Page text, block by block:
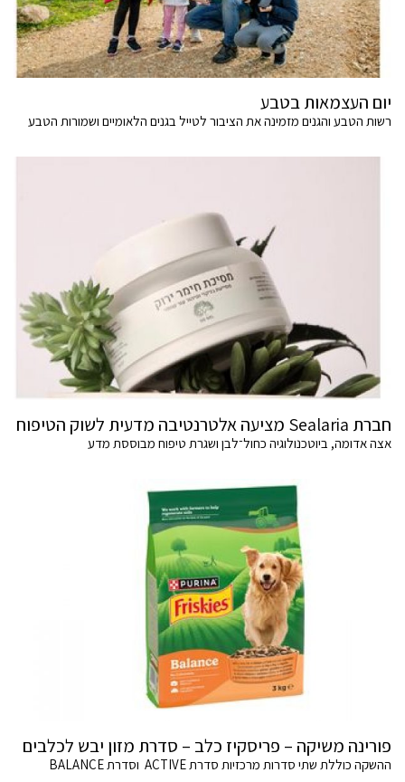
יום העצמאות בטבע
רשות הטבע והגנים מזמינה את הציבור לטייל בגנים הלאומיים ושמורות הטבע
חברת Sealaria מציעה אלטרנטיבה מדעית לשוק הטיפוח
אצה אדומה, ביוטכנולוגיה כחול־לבן ושגרת טיפוח מבוססת מדע
פורינה משיקה – פריסקיז כלב – סדרת מזון יבש לכלבים
ההשקה כוללת שתי סדרות מרכזיות סדרת ACTIVE וסדרת BALANCE